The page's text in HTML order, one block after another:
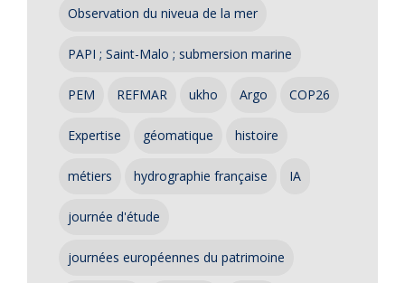
Observation du niveua de la mer
PAPI ; Saint-Malo ; submersion marine
PEM REFMAR ukho Argo COP26
Expertise géomatique histoire
métiers hydrographie française IA
journée d'étude
journées européennes du patrimoine